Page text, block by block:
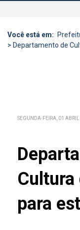
Você está em:
> Departamento de
SEGUNDA-FEIRA, 01
para